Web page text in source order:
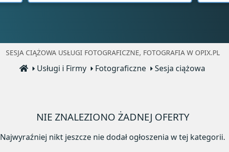
SESJA CIĄŻOWA USŁUGI FOTOGRAFICZNE, FOTOGRAFIA W OPIX.PL
Usługi i Firmy Fotograficzne
Sesja ciążowa
NIE ZNALEZIONO ŻADNEJ OFERTY
Najwyraźniej nikt jeszcze nie dodał ogłoszenia w tej kategorii.